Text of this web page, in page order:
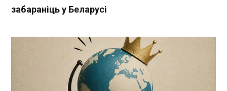
забараніць у Беларусі